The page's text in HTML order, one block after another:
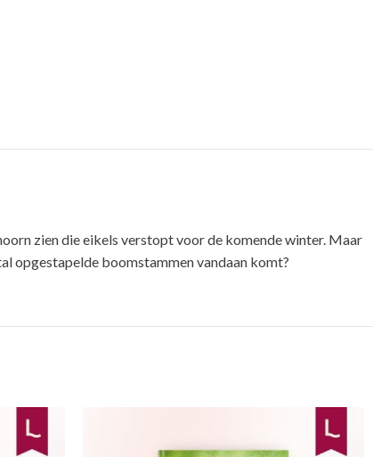
zien die eikels verstopt voor de komende winter. Maar
opgestapelde boomstammen vandaan komt?